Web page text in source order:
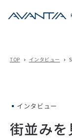
採用情報
インタビュー
街並み
TOP chevron_right インタビュー chevron_right